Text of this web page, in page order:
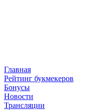
Главная
Рейтинг букмекеров
Бонусы
Новости
Трансляции